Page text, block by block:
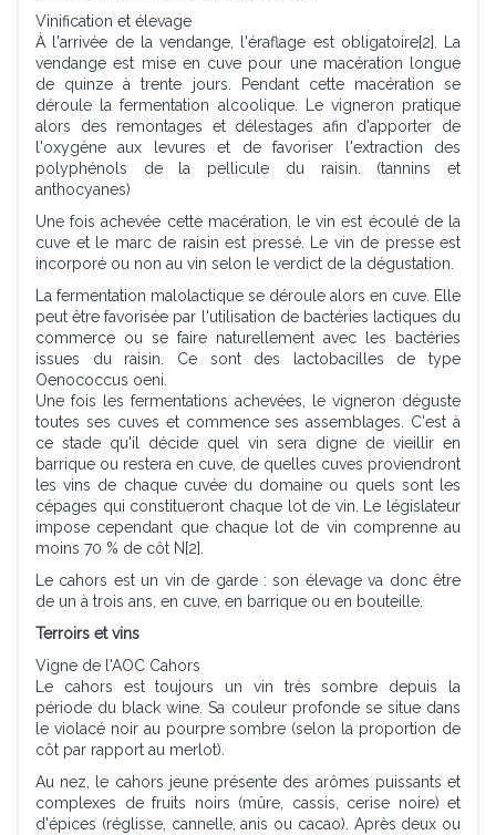
Vinification et élevage
À l'arrivée de la vendange, l'éraflage est obligatoire[2]. La
vendange est mise en cuve pour une macération longue
de quinze à trente jours. Pendant cette macération se
déroule la fermentation alcoolique. Le vigneron pratique
alors des remontages et délestages afin d'apporter de
l'oxygène aux levures et de favoriser l'extraction des
polyphénols de la pellicule du raisin. (tannins et
anthocyanes)
Une fois achevée cette macération, le vin est écoulé de la
cuve et le marc de raisin est pressé. Le vin de presse est
incorporé ou non au vin selon le verdict de la dégustation.
La fermentation malolactique se déroule alors en cuve. Elle
peut être favorisée par l'utilisation de bactéries lactiques du
commerce ou se faire naturellement avec les bactéries
issues du raisin. Ce sont des lactobacilles de type
Oenococcus oeni.
Une fois les fermentations achevées, le vigneron déguste
toutes ses cuves et commence ses assemblages. C'est à
ce stade qu'il décide quel vin sera digne de vieillir en
barrique ou restera en cuve, de quelles cuves proviendront
les vins de chaque cuvée du domaine ou quels sont les
cépages qui constitueront chaque lot de vin. Le législateur
impose cependant que chaque lot de vin comprenne au
moins 70 % de côt N[2].
Le cahors est un vin de garde : son élevage va donc être
de un à trois ans, en cuve, en barrique ou en bouteille.
Terroirs et vins
Vigne de l'AOC Cahors
Le cahors est toujours un vin très sombre depuis la
période du black wine. Sa couleur profonde se situe dans
le violacé noir au pourpre sombre (selon la proportion de
côt par rapport au merlot).
Au nez, le cahors jeune présente des arômes puissants et
complexes de fruits noirs (mûre, cassis, cerise noire) et
d'épices (réglisse, cannelle, anis ou cacao). Après deux ou